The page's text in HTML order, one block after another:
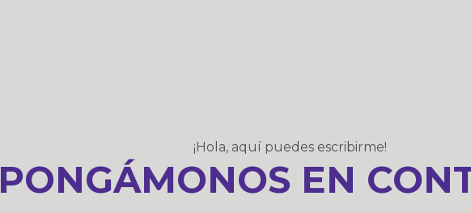
¡Hola, aquí puedes escribirme!
PONGÁMONOS EN